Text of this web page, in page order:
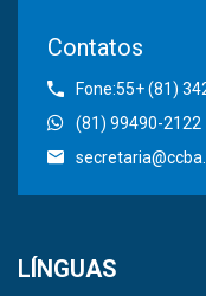
Contatos
Fone:55+ (81)
(81) 99490-2122
LÍNGUAS